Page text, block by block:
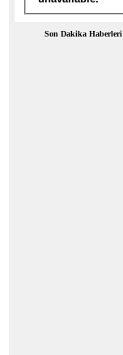
Son Dakika Haberleri